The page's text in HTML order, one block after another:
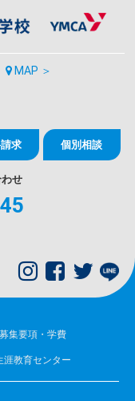
MAP ＞
求 個別相談
せ
募集要項・学費
涯教育センター